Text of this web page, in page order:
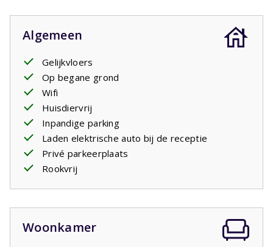
Algemeen
Gelijkvloers
Op begane grond
Wifi
Huisdiervrij
Inpandige parking
Laden elektrische auto bij de receptie
Privé parkeerplaats
Rookvrij
Woonkamer